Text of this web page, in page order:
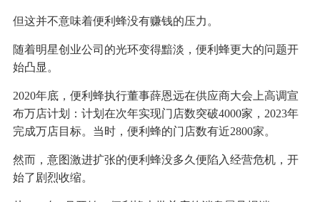
但这并不意味着便利蜂没有赚钱的压力。
随着明星创业公司的光环变得黯淡，便利蜂更大的问题开
始凸显。
2020年底，便利蜂执行董事薛恩远在供应商大会上高调宣
布万店计划：计划在次年实现门店数突破4000家，2023年
完成万店目标。当时，便利蜂的门店数有近2800家。
然而，意图激进扩张的便利蜂没多久便陷入经营危机，开
始了剧烈收缩。